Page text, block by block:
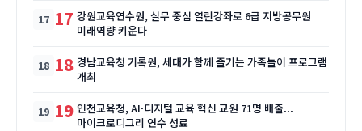
17 강원교육연수원, 실무 중심 열린강좌로 6급 지방공무원
미래역량 키운다
18 경남교육청 기록원, 세대가 함께 즐기는 가족놀이 프로그램
개최
19 인천교육청, AI·디지털 교육 혁신 교원 71명 배출...
마이크로디그리 연수 성료